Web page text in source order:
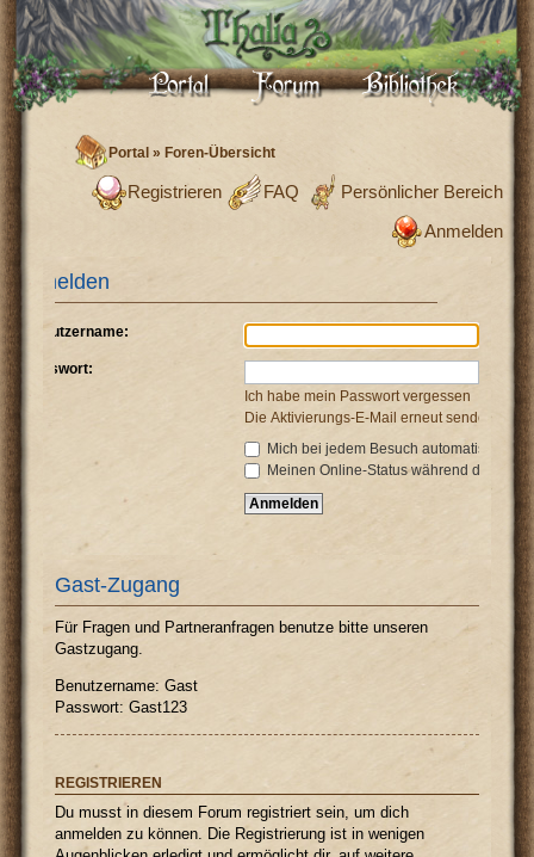
Portal »Foren-Übersicht
Persönlicher Bereich
FAQ
Registrieren
Anmelden
Anmelden
Benutzername:
Passwort:
Ich habe mein Passwort vergessen
Die Aktivierungs-E-Mail erneut senden
Mich bei jedem Besuch automatisch
Meinen Online-Status während dieser
Gast-Zugang
Für Fragen und Partneranfragen benutze bitte unseren
Gastzugang.
Benutzername: Gast
Passwort: Gast123
REGISTRIEREN
Du musst in diesem Forum registriert sein, um dich
anmelden zu können. Die Registrierung ist in wenigen